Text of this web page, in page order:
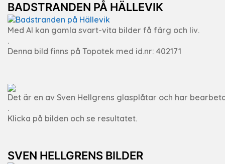
BADSTRANDEN PÅ HÄLLEVIK
Med AI kan gamla svart-vita bilder få färg och liv.
.
Denna bild finns på Topotek med id.nr: 402171
Det är en av Sven Hellgrens glasplåtar och har
.
Klicka på bilden och se resultatet.
SVEN HELLGRENS BILDER